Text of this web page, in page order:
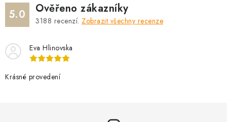
5.0 Ověřeno zákazníky
3188 recenzí. Zobrazit všechny recenze
Eva Hlinovska
Krásné provedení